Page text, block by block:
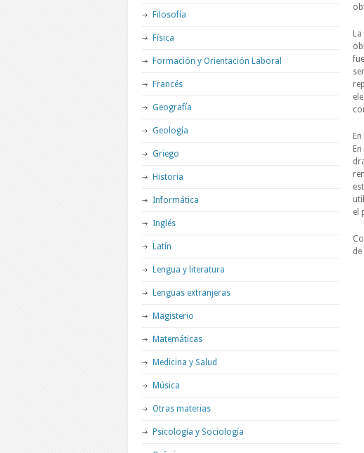
el
Filosofía
Física
Formación y Orientación Laboral
Francés
Geografía
Geología
Griego
Historia
Informática
Inglés
Latín
Lengua y literatura
Lenguas extranjeras
Magisterio
Matemáticas
Medicina y Salud
Música
Otras materias
Psicología y Sociología